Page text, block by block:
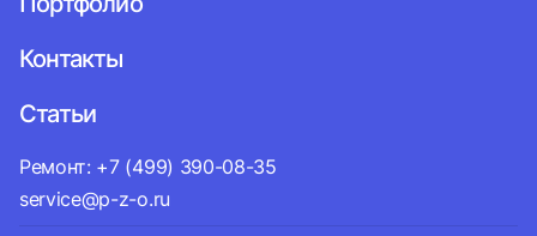
Контакты
Статьи
Ремонт: +7 (499) 390-08-35
service@p-z-o.ru